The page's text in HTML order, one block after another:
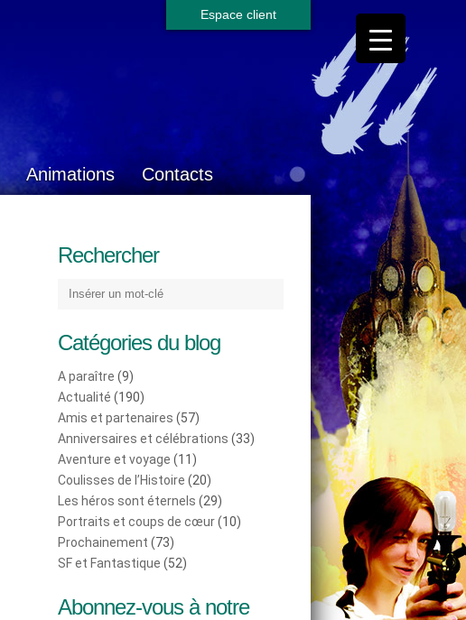
Espace client
Animations Contacts
Rechercher
Catégories du blog
A paraître (9)
Actualité (190)
Amis et partenaires (57)
Anniversaires et célébrations (33)
Aventure et voyage (11)
Coulisses de l’Histoire (20)
Les héros sont éternels (29)
Portraits et coups de cœur(10)
Prochainement (73)
SF et Fantastique (52)
Abonnez-vous à notre